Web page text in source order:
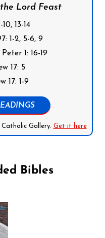
Lord Feast
13-14
1-2, 5-6, 9
1: 16-19
17: 5
17: 1-9
Gallery. Get it here
Bibles